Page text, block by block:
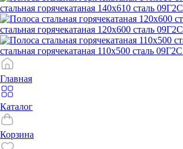
стальная горячекатаная 140х610 сталь 09Г2С
стальная горячекатаная 120х600 сталь 09Г2С
стальная горячекатаная 110х500 сталь 09Г2С
Главная
Каталог
Корзина